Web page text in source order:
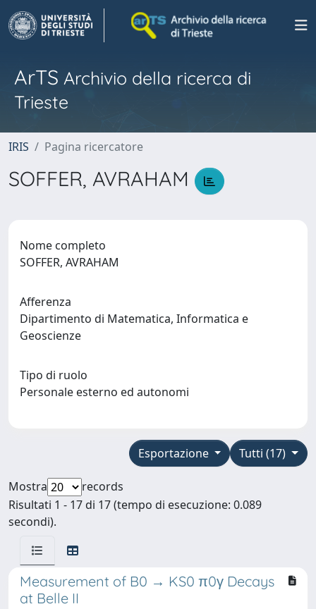
ArTS Archivio della ricerca di
Trieste
IRIS Pagina ricercatore
SOFFER, AVRAHAM
Nome completo
SOFFER, AVRAHAM
Afferenza
Dipartimento di Matematica, Informatica e
Geoscienze
Tipo di ruolo
Personale esterno ed autonomi
Tutti (17)
Esportazione
Mostra
records
Risultati 1 - 17 di 17 (tempo di esecuzione: 0.089
secondi).
Measurement of B0 → KS0 π0γ Decays
at Belle II